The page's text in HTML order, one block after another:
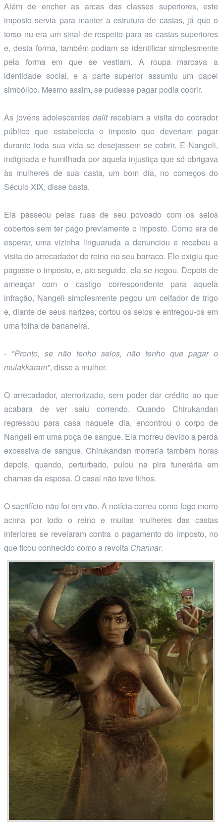
Além de encher as arcas das classes superiores, este
imposto servia para manter a estrutura de castas, já que o
torso nu era um sinal de respeito para as castas superiores
e, desta forma, também podiam se identificar simplesmente
pela forma em que se vestiam. A roupa marcava a
identidade social, e a parte superior assumiu um papel
simbólico. Mesmo assim, se pudesse pagar podia cobrir.
As jovens adolescentes dalitrecebiam a visita do cobrador
público que estabelecia o imposto que deveriam pagar
durante toda sua vida se desejassem se cobrir. E Nangeli,
indignada e humilhada por aquela injustiça que só obrigava
às mulheres de sua casta, um bom dia, no começos do
Século XIX, disse basta.
Ela passeou pelas ruas de seu povoado com os seios
cobertos sem ter pago previamente o imposto. Como era de
esperar, uma vizinha linguaruda a denunciou e recebeu a
visita do arrecadador do reino no seu barraco. Ele exigiu que
pagasse o imposto, e, ato seguido, ela se negou. Depois de
ameaçar com o castigo correspondente para aquela
infração, Nangeli simplesmente pegou um ceifador de trigo
e, diante de seus narizes, cortou os seios e entregou-os em
uma folha de bananeira.
- "Pronto, se não tenho seios, não tenho que pagar o
mulakkaram", disse a mulher.
O arrecadador, aterrorizado, sem poder dar crédito ao que
acabara de ver saiu correndo. Quando Chirukandan
regressou para casa naquele dia, encontrou o corpo de
Nangeli em uma poça de sangue. Ela morreu devido a perda
excessiva de sangue. Chirukandan morreria também horas
depois, quando, perturbado, pulou na pira funerária em
chamas da esposa. O casal não teve filhos.
O sacrifício não foi em vão. A notícia correu como fogo morro
acima por todo o reino e muitas mulheres das castas
inferiores se revelaram contra o pagamento do imposto, no
que ficou conhecido como a revolta Channar.